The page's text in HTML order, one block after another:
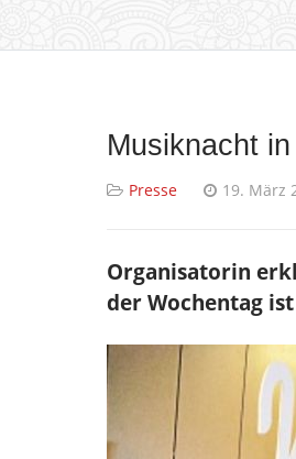
Musiknacht
Presse 19. März
Organisatorin
der Wochentag